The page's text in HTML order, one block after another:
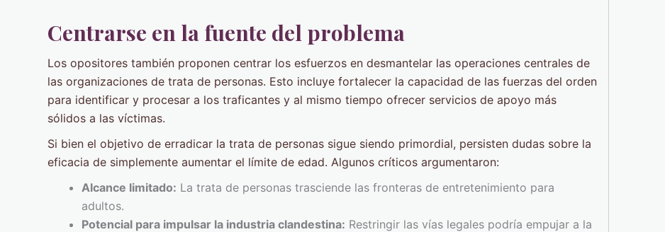
Centrarse en la fuente del problema
Los opositores también proponen centrar los esfuerzos en desmantelar las operaciones centrales de
las organizaciones de trata de personas. Esto incluye fortalecer la capacidad de las fuerzas del orden
para identificar y procesar a los traficantes y al mismo tiempo ofrecer servicios de apoyo más
sólidos a las víctimas.
Si bien el objetivo de erradicar la trata de personas sigue siendo primordial, persisten dudas sobre la
eficacia de simplemente aumentar el límite de edad. Algunos críticos argumentaron:
Alcance limitado: La trata de personas trasciende las fronteras de entretenimiento para
adultos.
Potencial para impulsar la industria clandestina: Restringir las vías legales podría empujar a la